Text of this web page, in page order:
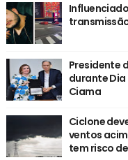
Presidente
durante
Ciama
Ciclone
ventos
tem risco